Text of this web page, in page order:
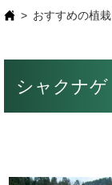
おすすめの植栽
シャクナゲ